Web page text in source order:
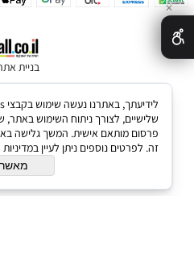
בניית
✕
שלישיים, לצורך ניתוח השימוש באתר,
פרסום מותאם אישית. המשך גלישה
זה. לפרטים נוספים ניתן לעיין
מאשר